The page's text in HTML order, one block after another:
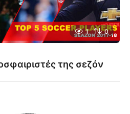
1 0
της σεζόν